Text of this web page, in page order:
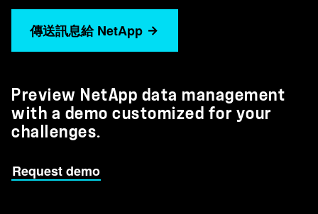
傳送訊息給 NetApp
Preview NetApp data management
with a demo customized for your
challenges.
Request demo